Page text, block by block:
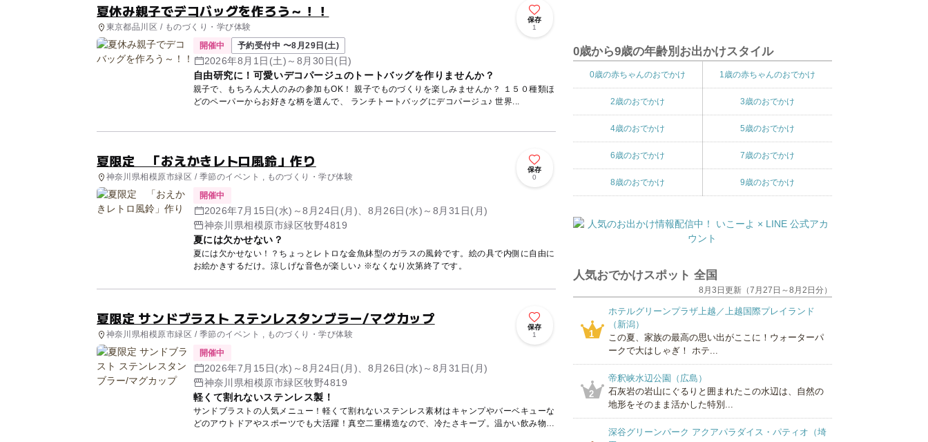
夏休み親子でデコバッグを作ろう～！！
東京都品川区 / ものづくり・学び体験
保存
1
開催中 予約受付中 〜8月29日(土)
2026年8月1日(土)～8月30日(日)
自由研究に！可愛いデコパージュのトートバッグを作りませんか？
親子で、もちろん大人のみの参加もOK！ 親子でものづくりを楽しみませんか？ １５０種類ほ
どのペーパーからお好きな柄を選んで、 ランチトートバッグにデコパージュ♪ 世界...
夏限定 「おえかきレトロ風鈴」作り
神奈川県相模原市緑区 / 季節のイベント , ものづくり・学び体験
保存
0
開催中
2026年7月15日(水)～8月24日(月)、8月26日(水)～8月31日(月)
神奈川県相模原市緑区牧野4819
夏には欠かせない？
夏には欠かせない！？ちょっとレトロな金魚鉢型のガラスの風鈴です。絵の具で内側に自由に
お絵かきするだけ。涼しげな音色が楽しい♪ ※なくなり次第終了です。
夏限定 サンドブラスト ステンレスタンブラー/マグカップ
神奈川県相模原市緑区 / 季節のイベント , ものづくり・学び体験
保存
1
開催中
2026年7月15日(水)～8月24日(月)、8月26日(水)～8月31日(月)
神奈川県相模原市緑区牧野4819
軽くて割れないステンレス製！
サンドブラストの人気メニュー！軽くて割れないステンレス素材はキャンプやバーベキューな
どのアウトドアやスポーツでも大活躍！真空二重構造なので、冷たさキープ。温かい飲み物を
0歳から9歳の年齢別お出かけスタイル
0歳の赤ちゃんのおでかけ 1歳の赤ちゃんのおでかけ
2歳のおでかけ 3歳のおでかけ
4歳のおでかけ 5歳のおでかけ
6歳のおでかけ 7歳のおでかけ
8歳のおでかけ 9歳のおでかけ
人気おでかけスポット 全国
8月3日更新（7月27日～8月2日分）
1
ホテルグリーンプラザ上越／上越国際プレイランド
（新潟）
この夏、家族の最高の思い出がここに！ウォーターパ
ークで大はしゃぎ！ ホテ...
2
帝釈峡水辺公園（広島）
石灰岩の岩山にぐるりと囲まれたこの水辺は、自然の
地形をそのまま活かした特別...
深谷グリーンパーク アクアパラダイス・パティオ（埼